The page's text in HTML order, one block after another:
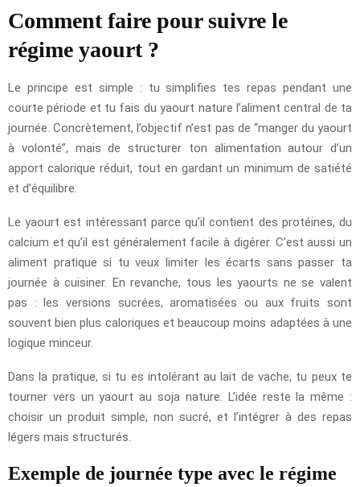
Comment faire pour suivre le
régime yaourt ?
Le principe est simple : tu simplifies tes repas pendant une
courte période et tu fais du yaourt nature l’aliment central de ta
journée. Concrètement, l’objectif n’est pas de “manger du yaourt
à volonté”, mais de structurer ton alimentation autour d’un
apport calorique réduit, tout en gardant un minimum de satiété
et d’équilibre.
Le yaourt est intéressant parce qu’il contient des protéines, du
calcium et qu’il est généralement facile à digérer. C’est aussi un
aliment pratique si tu veux limiter les écarts sans passer ta
journée à cuisiner. En revanche, tous les yaourts ne se valent
pas : les versions sucrées, aromatisées ou aux fruits sont
souvent bien plus caloriques et beaucoup moins adaptées à une
logique minceur.
Dans la pratique, si tu es intolérant au lait de vache, tu peux te
tourner vers un yaourt au soja nature. L’idée reste la même :
choisir un produit simple, non sucré, et l’intégrer à des repas
légers mais structurés.
Exemple de journée type avec le régime